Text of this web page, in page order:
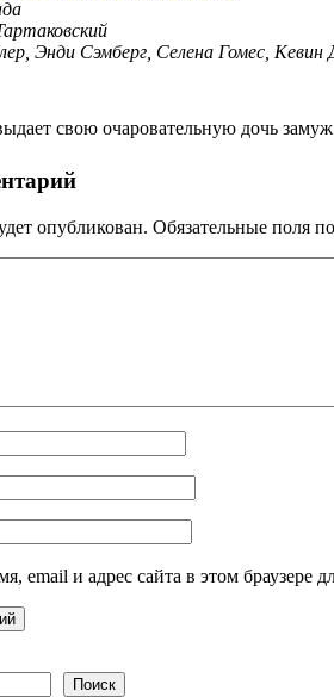
Энди Сэмберг, Селена Гомес,
свою очаровательную дочь
опубликован. Обязательные поля
email и адрес сайта в этом браузере
Поиск